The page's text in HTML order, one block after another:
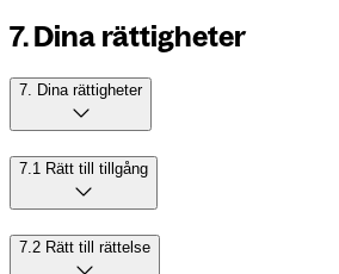
7. Dina rättigheter
7. Dina rättigheter
7.1 Rätt till tillgång
7.2 Rätt till rättelse